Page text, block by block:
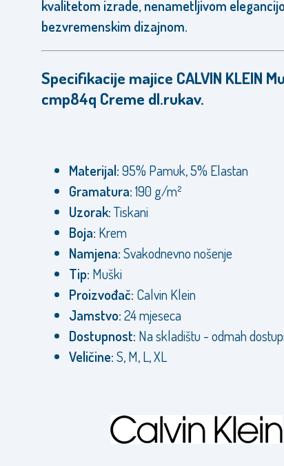
kvalitetom izrade,nenametljivom
bezvremenskim dizajnom.
Specifikacije majice CALVIN KLEIN
cmp84q Creme dl.rukav.
Materijal:95% Pamuk, 5% Elastan
Gramatura:190 g/m²
Uzorak:Tiskani
Boja: Krem
Namjena:Svakodnevno nošenje
Tip: Muški
Proizvođač: Calvin Klein
Jamstvo:24 mjeseca
Dostupnost: Na skladištu - odmah
Veličine:S, M, L, XL